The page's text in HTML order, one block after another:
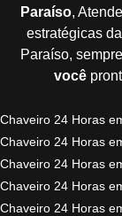
Paraíso,
estratégicas
Paraíso,
você
Chaveiro 24 Horas
Chaveiro 24 Horas
Chaveiro 24 Horas
Chaveiro 24 Horas
Chaveiro 24 Horas